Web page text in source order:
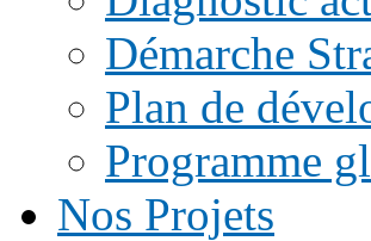
Démarche
Plan de
Programme
Nos Projets